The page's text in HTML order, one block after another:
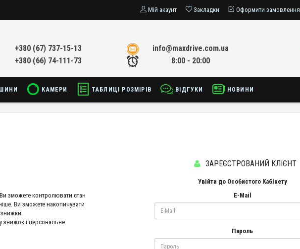
Мій акаунт Закладки Оформити замовлення
+380 (67) 737-15-13
+380 (66) 74-111-73
info@maxdrive.com.ua
8:00 - 20:00
КАМЕРИ ТАБЛИЦІ РОЗМІРІВ ВІДГУКИ НОВИНИ
зможете контролювати стан
Ви зможете накопичувати
знижки.
знижок і персональне
ЗАРЕЄСТРОВАНИЙ КЛІЄНТ
Увійти до Особистого Кабінету
E-Mail
Пароль